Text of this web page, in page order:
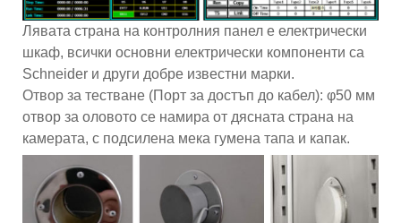
Лявата страна на контролния панел е електрически
шкаф, всички основни електрически компоненти са
Schneider и други добре известни марки.
Отвор за тестване (Порт за достъп до кабел): φ50 мм
отвор за оловото се намира от дясната страна на
камерата, с подсилена мека гумена тапа и капак.